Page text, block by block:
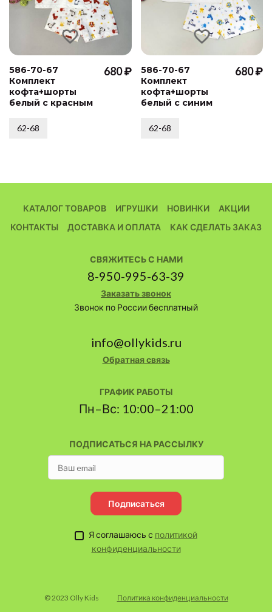
586-70-67
Комплект
кофта+шорты
белый с красным
680 ₽
62-68
586-70-67
Комплект
кофта+шорты
белый с синим
680 ₽
62-68
КАТАЛОГ ТОВАРОВ ИГРУШКИ НОВИНКИ
АКЦИИ
КОНТАКТЫ
ДОСТАВКА И ОПЛАТА КАК СДЕЛАТЬ ЗАКАЗ
ПОДПИСАТЬСЯ НА РАССЫЛКУ
Подписаться
Я соглашаюсь с политикой
конфиденциальности
СВЯЖИТЕСЬ С НАМИ
8-950-995-63-39
Заказать звонок
Звонок по России бесплатный
info@ollykids.ru
Обратная связь
ГРАФИК РАБОТЫ
Пн–Вс: 10:00–21:00
© 2023 Olly Kids Политика конфиденциальности